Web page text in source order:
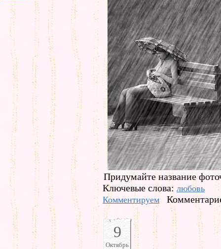
Придумайте название
Ключевые слова: любовь
Комментируем
9
Октябрь